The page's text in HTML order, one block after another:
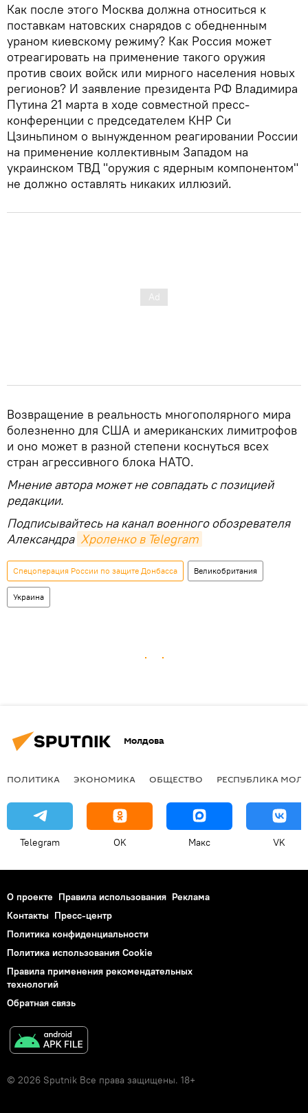
Как после этого Москва должна относиться к
поставкам натовских снарядов с обедненным
ураном киевскому режиму? Как Россия может
отреагировать на применение такого оружия
против своих войск или мирного населения новых
регионов? И заявление президента РФ Владимира
Путина 21 марта в ходе совместной пресс-
конференции с председателем КНР Си
Цзиньпином о вынужденном реагировании России
на применение коллективным Западом на
украинском ТВД "оружия с ядерным компонентом"
не должно оставлять никаких иллюзий.
Возвращение в реальность многополярного мира
болезненно для США и американских лимитрофов
и оно может в разной степени коснуться всех
стран агрессивного блока НАТО.
Мнение автора может не совпадать с позицией
редакции.
Подписывайтесь на канал военного обозревателя
Александра Хроленко в Telegram
Спецоперация России по защите Донбасса Великобритания
Украина
Молдова
ПОЛИТИКА ЭКОНОМИКА ОБЩЕСТВО РЕСПУБЛИКА
Telegram OK Макс VK
О проекте Правила использования Реклама
Контакты Пресс-центр
Политика конфиденциальности
Политика использования Cookie
Правила применения рекомендательных
технологий
Обратная связь
© 2026 Sputnik Все права защищены. 18+